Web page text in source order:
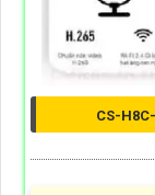
CS-